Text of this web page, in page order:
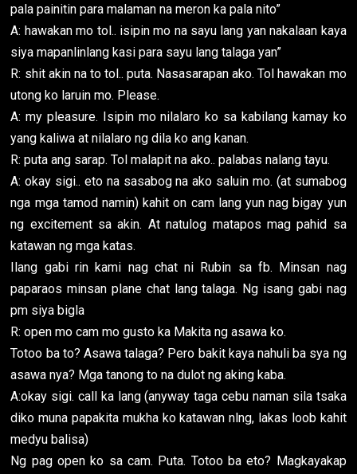
pala painitin para malaman na meron ka pala nito”
A: hawakan mo tol.. isipin mo na sayu lang yan nakalaan kaya
siya mapanlinlang kasi para sayu lang talaga yan”
R: shit akin na to tol.. puta. Nasasarapan ako. Tol hawakan mo
utong ko laruin mo. Please.
A: my pleasure. Isipin mo nilalaro ko sa kabilang kamay ko
yang kaliwa at nilalaro ng dila ko ang kanan.
R: puta ang sarap. Tol malapit na ako.. palabas nalang tayu.
A: okay sigi.. eto na sasabog na ako saluin mo. (at sumabog
nga mga tamod namin) kahit on cam lang yun nag bigay yun
ng excitement sa akin. At natulog matapos mag pahid sa
katawan ng mga katas.
Ilang gabi rin kami nag chat ni Rubin sa fb. Minsan nag
paparaos minsan plane chat lang talaga. Ng isang gabi nag
pm siya bigla
R: open mo cam mo gusto ka Makita ng asawa ko.
Totoo ba to? Asawa talaga? Pero bakit kaya nahuli ba sya ng
asawa nya? Mga tanong to na dulot ng aking kaba.
A:okay sigi. call ka lang (anyway taga cebu naman sila tsaka
diko muna papakita mukha ko katawan nlng, lakas loob kahit
medyu balisa)
Ng pag open ko sa cam. Puta. Totoo ba eto? Magkayakap